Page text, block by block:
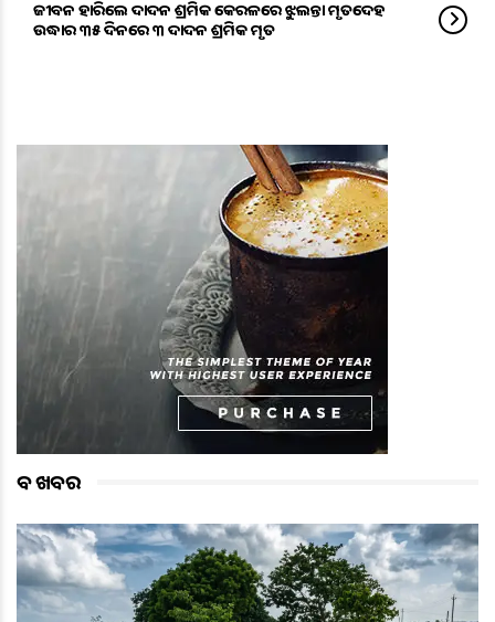
ଜୀବନ ହାରିଲେ ଦାଦନ ଶ୍ରମିକ କେରଳରେ ଝୁଲନ୍ତା ମୃତଦେହ
ଉଦ୍ଧାର ୩୫ ଦିନରେ ୩ ଦାଦନ ଶ୍ରମିକ ମୃତ
ବଡ ଖବର